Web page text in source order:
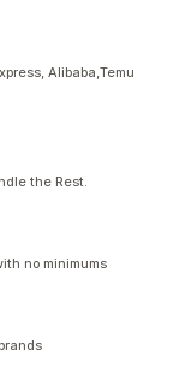
Alibaba,Temu
the Rest.
no minimums